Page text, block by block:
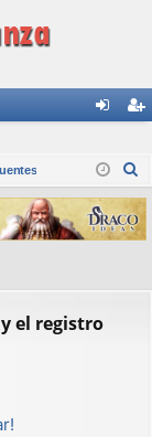
nti
fic
ar
ist
ra
rs
s
c
r
el registro